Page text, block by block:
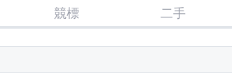
競標 二手